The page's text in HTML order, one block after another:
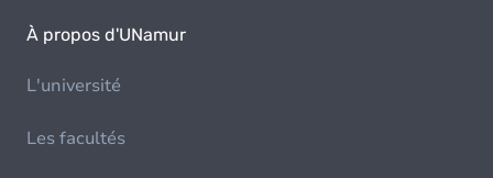
À propos d'UNamur
L'université
Les facultés